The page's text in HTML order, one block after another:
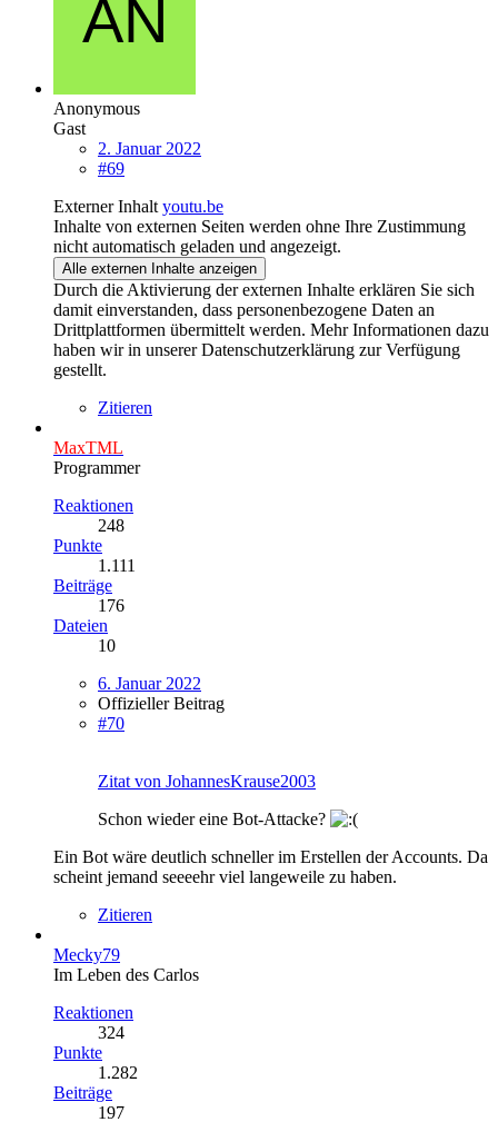
Anonymous
Gast
2. Januar 2022
#69
Externer Inhalt youtu.be
Inhalte von externen Seiten werden ohne Ihre Zustimmung
nicht automatisch geladen und angezeigt.
Alle externen Inhalte anzeigen
Durch die Aktivierung der externen Inhalte erklären Sie sich
damit einverstanden, dass personenbezogene Daten an
Drittplattformen übermittelt werden. Mehr Informationen dazu
haben wir in unserer Datenschutzerklärung zur Verfügung
gestellt.
Zitieren
MaxTML
Programmer
Reaktionen
248
Punkte
1.111
Beiträge
176
Dateien
10
6. Januar 2022
Offizieller Beitrag
#70
Zitat von JohannesKrause2003
Schon wieder eine Bot-Attacke?
Ein Bot wäre deutlich schneller im Erstellen der Accounts. Da
scheint jemand seeeehr viel langeweile zu haben.
Zitieren
Mecky79
Im Leben des Carlos
Reaktionen
324
Punkte
1.282
Beiträge
197